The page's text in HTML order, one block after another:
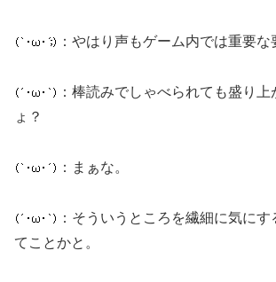
：やはり声もゲーム内では重要な
：棒読みでしゃべられても盛り上
ょ？
：まぁな。
：そういうところを繊細に気にす
てことかと。